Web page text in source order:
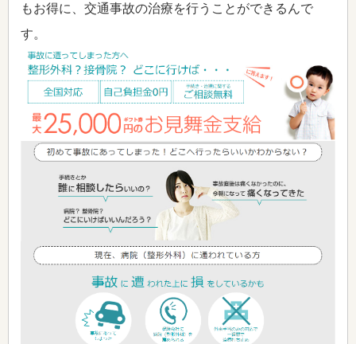
もお得に、交通事故の治療を行うことができるんで
す。